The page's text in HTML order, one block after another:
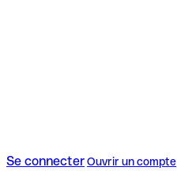
Se connecterOuvrir un compte